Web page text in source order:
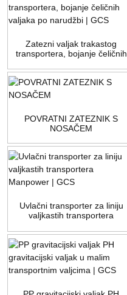
Zatezni valjak trakastog
transportera, bojanje čeličnih
POVRATNI ZATEZNIK S
NOSAČEM
Uvlačni transporter za liniju
valjkastih transportera